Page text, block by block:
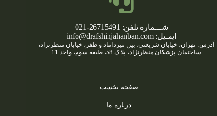
شـــماره تلفن: 26715491-021
ایمـیل: info@drafshinjahanban.com
آدرس: تهران، خیابان شریعتی، بین میرداماد و ظفر، خیابان منظرنژاد،
ساختمان پزشکان منظرنژاد، پلاک 58، طبقه سوم، واحد 11
صفحه نخست
درباره ما